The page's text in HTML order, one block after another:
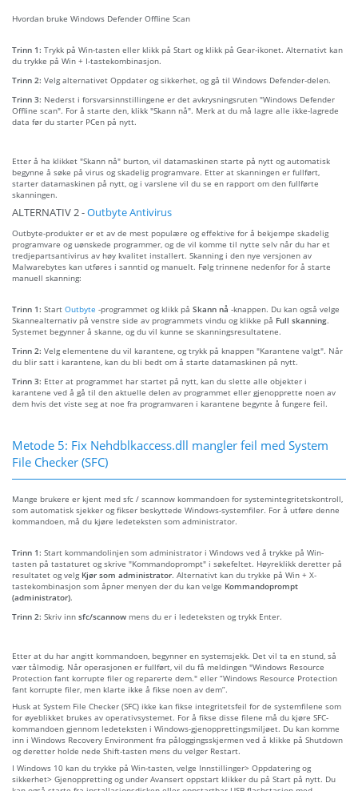
Hvordan bruke Windows Defender Offline Scan
Trinn 1: Trykk på Win-tasten eller klikk på Start og klikk på Gear-ikonet. Alternativt kan
du trykke på Win + I-tastekombinasjon.
Trinn 2: Velg alternativet Oppdater og sikkerhet, og gå til Windows Defender-delen.
Trinn 3: Nederst i forsvarsinnstillingene er det avkrysningsruten "Windows Defender
Offline scan". For å starte den, klikk "Skann nå". Merk at du må lagre alle ikke-lagrede
data før du starter PCen på nytt.
Etter å ha klikket "Skann nå" burton, vil datamaskinen starte på nytt og automatisk
begynne å søke på virus og skadelig programvare. Etter at skanningen er fullført,
starter datamaskinen på nytt, og i varslene vil du se en rapport om den fullførte
skanningen.
ALTERNATIV 2 -Outbyte Antivirus
Outbyte-produkter er et av de mest populære og effektive for å bekjempe skadelig
programvare og uønskede programmer, og de vil komme til nytte selv når du har et
tredjepartsantivirus av høy kvalitet installert. Skanning i den nye versjonen av
Malwarebytes kan utføres i sanntid og manuelt. Følg trinnene nedenfor for å starte
manuell skanning:
Trinn 1: Start Outbyte -programmet og klikk på Skann nå -knappen. Du kan også velge
Skannealternativ på venstre side av programmets vindu og klikke på Full skanning.
Systemet begynner å skanne, og du vil kunne se skanningsresultatene.
Trinn 2: Velg elementene du vil karantene, og trykk på knappen "Karantene valgt". Når
du blir satt i karantene, kan du bli bedt om å starte datamaskinen på nytt.
Trinn 3: Etter at programmet har startet på nytt, kan du slette alle objekter i
karantene ved å gå til den aktuelle delen av programmet eller gjenopprette noen av
dem hvis det viste seg at noe fra programvaren i karantene begynte å fungere feil.
Metode 5: Fix Nehdblkaccess.dll mangler feil med System
File Checker (SFC)
Mange brukere er kjent med sfc / scannow kommandoen for systemintegritetskontroll,
som automatisk sjekker og fikser beskyttede Windows-systemfiler. For å utføre denne
kommandoen, må du kjøre ledeteksten som administrator.
Trinn 1: Start kommandolinjen som administrator i Windows ved å trykke på Win-
tasten på tastaturet og skrive "Kommandoprompt" i søkefeltet. Høyreklikk deretter på
resultatet og velg Kjør som administrator. Alternativt kan du trykke på Win + X-
tastekombinasjon som åpner menyen der du kan velge Kommandoprompt
(administrator).
Trinn 2: Skriv inn sfc/scannow mens du er i ledeteksten og trykk Enter.
Etter at du har angitt kommandoen, begynner en systemsjekk. Det vil ta en stund, så
vær tålmodig. Når operasjonen er fullført, vil du få meldingen "Windows Resource
Protection fant korrupte filer og reparerte dem." eller “Windows Resource Protection
fant korrupte filer, men klarte ikke å fikse noen av dem”.
Husk at System File Checker (SFC) ikke kan fikse integritetsfeil for de systemfilene som
for øyeblikket brukes av operativsystemet. For å fikse disse filene må du kjøre SFC-
kommandoen gjennom ledeteksten i Windows-gjenopprettingsmiljøet. Du kan komme
inn i Windows Recovery Environment fra påloggingsskjermen ved å klikke på Shutdown
og deretter holde nede Shift-tasten mens du velger Restart.
I Windows 10 kan du trykke på Win-tasten, velge Innstillinger> Oppdatering og
sikkerhet> Gjenoppretting og under Avansert oppstart klikker du på Start på nytt. Du